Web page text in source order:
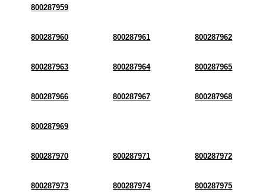
800287959
800287960 800287961 800287962
800287963 800287964 800287965
800287966 800287967 800287968
800287969
800287970 800287971 800287972
800287973 800287974 800287975